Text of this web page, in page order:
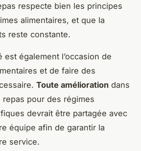
respecte bien les principes
alimentaires, et que la
reste constante.
est également l’occasion de
et de faire des
Toute amélioration dans
repas pour des régimes
devrait être partagée avec
équipe afin de garantir la
service.